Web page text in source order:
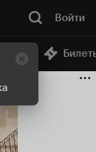
Войти